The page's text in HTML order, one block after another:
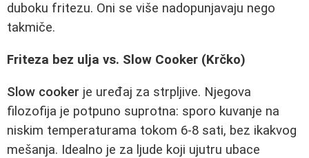
duboku fritezu. Oni se više nadopunjavaju nego
takmiče.
Friteza bez ulja vs. Slow Cooker (Krčko)
Slow cooker je uređaj za strpljive. Njegova
filozofija je potpuno suprotna: sporo kuvanje na
niskim temperaturama tokom 6-8 sati, bez ikakvog
mešanja. Idealno je za ljude koji ujutru ubace